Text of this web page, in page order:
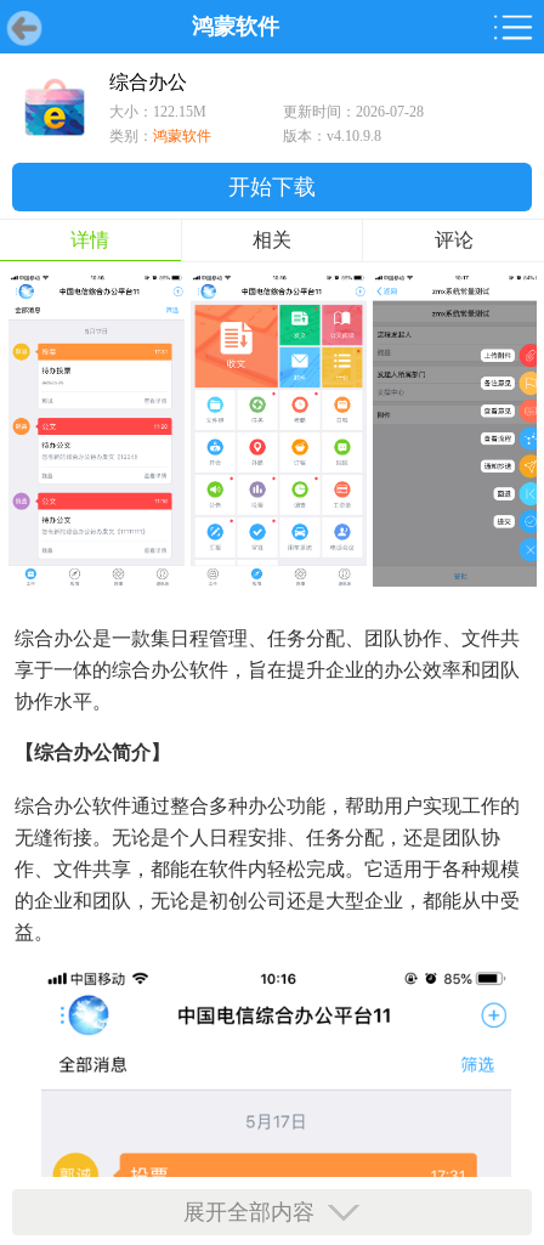
鸿蒙软件
首页 游戏
游戏 软件 鸿蒙
游戏
鸿蒙
软件
综合办公
大小：122.15M
更新时间：2026-07-28
类别： 鸿蒙软件 版本：v4.10.9.8
开始下载
详情 相关 评论
综合办公是一款集日程管理、任务分配、团队协作、文件共
享于一体的综合办公软件，旨在提升企业的办公效率和团队
协作水平。
【综合办公简介】
综合办公软件通过整合多种办公功能，帮助用户实现工作的
无缝衔接。无论是个人日程安排、任务分配，还是团队协
作、文件共享，都能在软件内轻松完成。它适用于各种规模
的企业和团队，无论是初创公司还是大型企业，都能从中受
益。
展开全部内容